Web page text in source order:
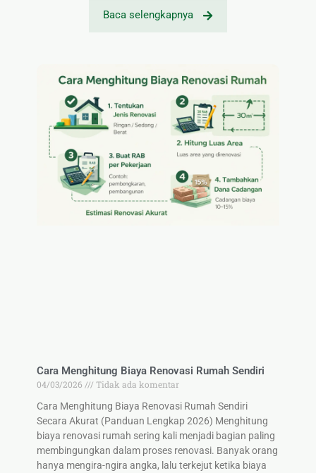
Baca selengkapnya
Cara Menghitung Biaya Renovasi Rumah Sendiri
04/03/2026
Tidak ada komentar
Cara Menghitung Biaya Renovasi Rumah Sendiri
Secara Akurat (Panduan Lengkap 2026) Menghitung
biaya renovasi rumah sering kali menjadi bagian paling
membingungkan dalam proses renovasi. Banyak orang
hanya mengira-ngira angka, lalu terkejut ketika biaya